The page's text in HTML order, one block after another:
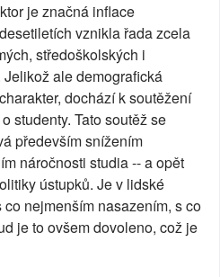
je značná inflace
vznikla řada zcela
středoškolských i
ale demografická
dochází k soutěžení
studenty. Tato soutěž se
především snížením
náročnosti studia -- a opět
ústupků. Je v lidské
nejmenším nasazením, s co
je to ovšem dovoleno, což je